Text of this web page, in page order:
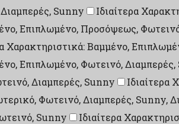
Sunny
Ιδιαίτερα
Επιπλωμένο, Προσόψεως,
Χαρακτηριστικά: Βαμμένο,
Επιπλωμένο, Φωτεινό,
Διαμπερές, Sunny
Ιδιαίτερα
Φωτεινό, Διαμπερές, Sunny,
Sunny Ιδιαίτερα